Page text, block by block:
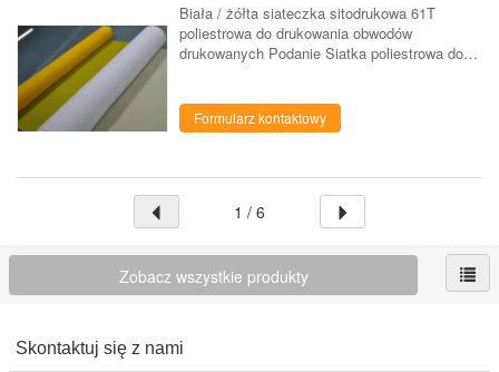
Biała / żółta siateczka sitodrukowa 61T
poliestrowa do drukowania obwodów
drukowanych Podanie Siatka poliestrowa do
koszulkach, drukowaniu ...
Formularz kontaktowy
1 / 6
Zobacz wszystkie produkty
Skontaktuj się z nami